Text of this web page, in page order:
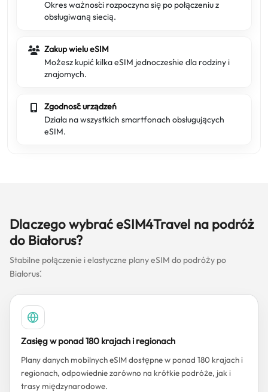
Okres ważności rozpoczyna się po połączeniu z
obsługiwaną siecią.
Zakup wielu eSIM
Możesz kupić kilka eSIM jednocześnie dla rodziny i
znajomych.
Zgodność urządzeń
Działa na wszystkich smartfonach obsługujących
eSIM.
Dlaczego wybrać eSIM4Travel na podróż
do Białoruś?
Stabilne połączenie i elastyczne plany eSIM do podróży po
Białoruś.
Zasięg w ponad 180 krajach i regionach
Plany danych mobilnych eSIM dostępne w ponad 180 krajach i
regionach, odpowiednie zarówno na krótkie podróże, jak i
trasy międzynarodowe.